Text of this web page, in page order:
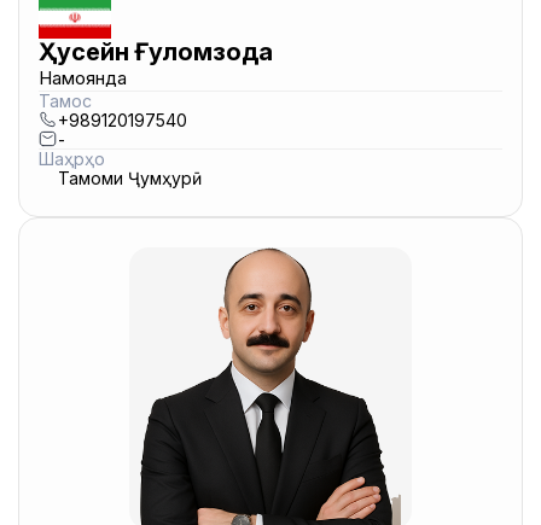
Ҳусейн Ғуломзода
Намоянда
Тамос
+989120197540
-
Шаҳрҳо
Тамоми Ҷумҳурӣ